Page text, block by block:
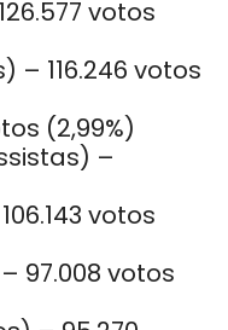
votos
– 116.246 votos
(2,99%)
–
votos
97.008 votos